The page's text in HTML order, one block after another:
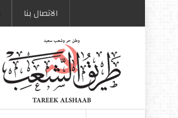
الاتصال بنا